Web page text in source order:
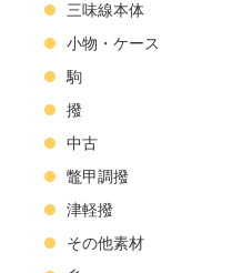
三味線本体
小物・ケース
駒
撥
中古
鼈甲調撥
津軽撥
その他素材